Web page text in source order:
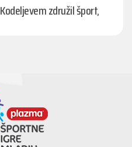
združil šport,